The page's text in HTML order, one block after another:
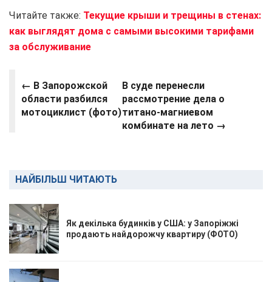
Читайте также: Текущие крыши и трещины в стенах:
как выглядят дома с самыми высокими тарифами
за обслуживание
← В Запорожской
области разбился
мотоциклист (фото)
В суде перенесли
рассмотрение дела о
титано-магниевом
комбинате на лето →
НАЙБІЛЬШ ЧИТАЮТЬ
Як декілька будинків у США: у Запоріжжі
продають найдорожчу квартиру (ФОТО)